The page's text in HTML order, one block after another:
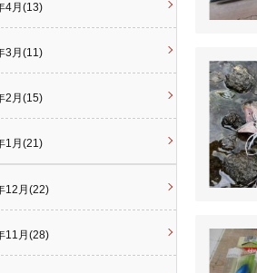
4月(13)
3月(11)
2月(15)
1月(21)
12月(22)
11月(28)